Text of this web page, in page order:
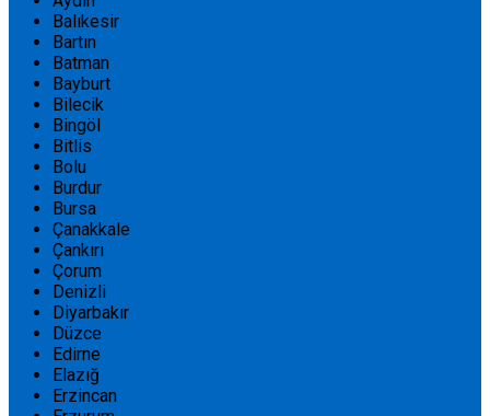
Balıkesir
Bartın
Batman
Bayburt
Bilecik
Bingöl
Bitlis
Bolu
Burdur
Bursa
Çanakkale
Çankırı
Çorum
Denizli
Diyarbakır
Düzce
Edirne
Elazığ
Erzincan